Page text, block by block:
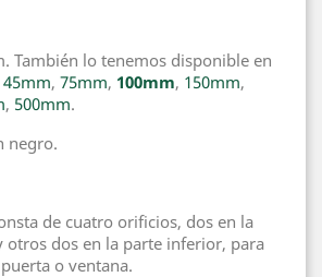
También lo tenemos disponible en
45mm, 75mm, 100mm, 150mm,
, 500mm.
negro.
de cuatro orificios, dos en la
otros dos en la parte inferior, para
o ventana.